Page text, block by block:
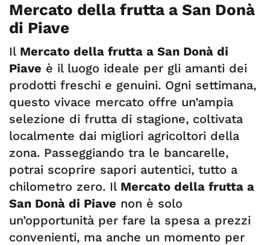
Mercato della frutta a San Donà
di Piave
Il Mercato della frutta a San Donà di
Piave è il luogo ideale per gli amanti dei
prodotti freschi e genuini. Ogni settimana,
questo vivace mercato offre un’ampia
selezione di frutta di stagione, coltivata
localmente dai migliori agricoltori della
zona. Passeggiando tra le bancarelle,
potrai scoprire sapori autentici, tutto a
chilometro zero. Il Mercato della frutta a
San Donà di Piave non è solo
un’opportunità per fare la spesa a prezzi
convenienti, ma anche un momento per